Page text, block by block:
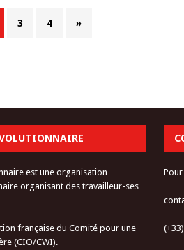
3 4 »
est une organisation
organisant des travailleur-ses
française du Comité pour une
(CIO/CWI).